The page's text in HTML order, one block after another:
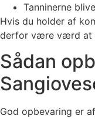
Tanninerne
Hvis du holder af
derfor være værd at
Sådan
God opbevaring er